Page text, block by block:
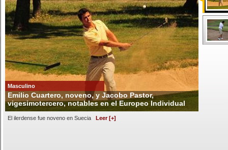
Masculino
Emilio Cuartero, noveno, y Jacobo Pastor,
vigesimotercero, notables en el Europeo Individual
El ilerdense fue noveno en Suecia Leer [+]